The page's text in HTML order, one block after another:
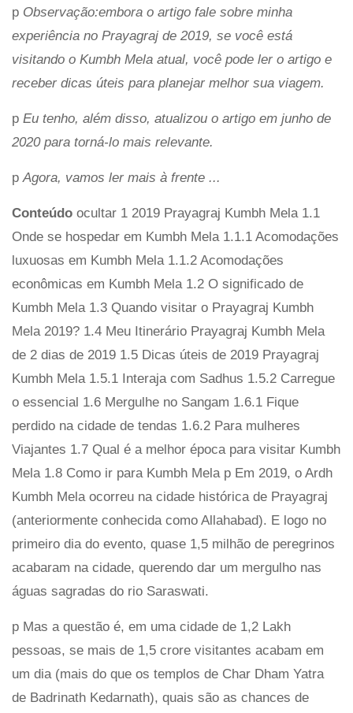
p Observação:embora o artigo fale sobre minha
experiência no Prayagraj de 2019, se você está
visitando o Kumbh Mela atual, você pode ler o artigo e
receber dicas úteis para planejar melhor sua viagem.
p Eu tenho, além disso, atualizou o artigo em junho de
2020 para torná-lo mais relevante.
pAgora, vamos ler mais à frente ...
Conteúdo ocultar 1 2019 Prayagraj Kumbh Mela 1.1
Onde se hospedar em Kumbh Mela 1.1.1 Acomodações
luxuosas em Kumbh Mela 1.1.2 Acomodações
econômicas em Kumbh Mela 1.2 O significado de
Kumbh Mela 1.3 Quando visitar o Prayagraj Kumbh
Mela 2019? 1.4 Meu Itinerário Prayagraj Kumbh Mela
de 2 dias de 2019 1.5 Dicas úteis de 2019 Prayagraj
Kumbh Mela 1.5.1 Interaja com Sadhus 1.5.2 Carregue
o essencial 1.6 Mergulhe no Sangam 1.6.1 Fique
perdido na cidade de tendas 1.6.2 Para mulheres
Viajantes 1.7 Qual é a melhor época para visitar Kumbh
Mela 1.8 Como ir para Kumbh Mela p Em 2019, o Ardh
Kumbh Mela ocorreu na cidade histórica de Prayagraj
(anteriormente conhecida como Allahabad). E logo no
primeiro dia do evento, quase 1,5 milhão de peregrinos
acabaram na cidade, querendo dar um mergulho nas
águas sagradas do rio Saraswati.
p Mas a questão é, em uma cidade de 1,2 Lakh
pessoas, se mais de 1,5 crore visitantes acabam em
um dia (mais do que os templos de Char Dham Yatra
de Badrinath Kedarnath), quais são as chances de